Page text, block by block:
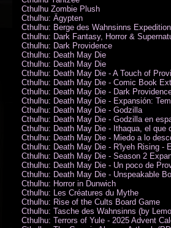
Cthulhu Zombie Plush
Cthulhu: Ägypten
Cthulhu: Berge des Wahnsinns
Cthulhu: Dark Fantasy, Horror &
Cthulhu: Dark Providence
Cthulhu: Death May Die
Cthulhu: Death May Die
Cthulhu: Death May Die - A Touch of
Cthulhu: Death May Die - Comic Book
Cthulhu: Death May Die - Dark
Cthulhu: Death May Die - Expansión:
Cthulhu: Death May Die - Godzilla
Cthulhu: Death May Die - Godzilla en
Cthulhu: Death May Die - Ithaqua, el que
Cthulhu: Death May Die - Miedo a lo
Cthulhu: Death May Die - R'lyeh Rising -
Cthulhu: Death May Die - Season 2
Cthulhu: Death May Die - Un poco de
Cthulhu: Death May Die - Unspeakable
Cthulhu: Horror in Dunwich
Cthulhu: Les Créatures du Mythe
Cthulhu: Rise of the Cults Board Game
Cthulhu: Tasche des Wahnsinns (by
Cthulhu: Terrors of Yule - 2025 Advent